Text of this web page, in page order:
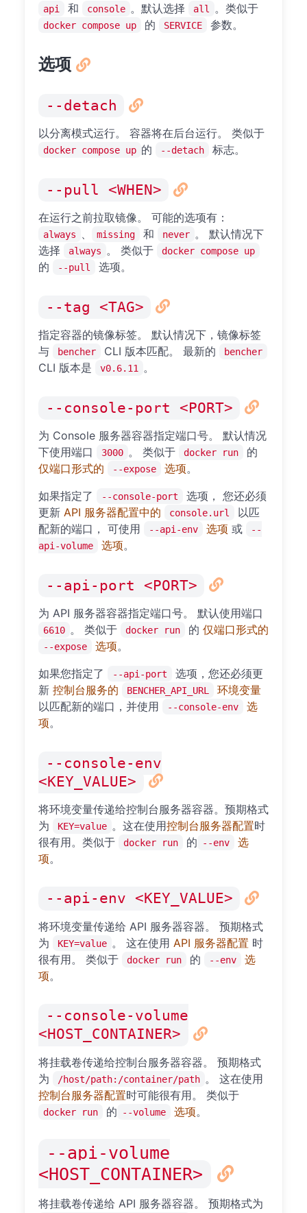
api 和 console 。默认选择 all 。类似于
docker compose up 的 SERVICE 参数。
选项
--detach
以分离模式运行。 容器将在后台运行。 类似于
docker compose up 的 --detach 标志。
--pull <WHEN>
在运行之前拉取镜像。 可能的选项有：
always missing 和 never 。 默认情况下
选择
always 。 类似于 docker compose up
的 --pull 选项。
--tag <TAG>
指定容器的镜像标签。 默认情况下，镜像标签
与
bencher CLI 版本匹配。 最新的 bencher
CLI 版本是 v0.6.11 。
--console-port <PORT>
为 Console 服务器容器指定端口号。 默认情况
下使用端口
3000 。 类似于 docker run
的
仅端口形式的
--expose 选项。
如果指定了
--console-port
选项， 您还必须
更新 API 服务器配置中的 console.url
以匹
配新的端口， 可使用
--api-env 选项 或
--
api-volume
选项。
--api-port <PORT>
为 API 服务器容器指定端口号。 默认使用端口
6610 。 类似于 docker run 的 仅端口形式的
--expose 选项。
如果您指定了
--api-port
选项，您还必须更
新 控制台服务的 BENCHER_API_URL
环境变量
以匹配新的端口，并使用
--console-env
选
项。
--console-env
<KEY_VALUE>
将环境变量传递给控制台服务器容器。预期格式
为
KEY=value 。这在使用控制台服务器配置时
很有用。类似于
docker run 的 --env
选
项。
--api-env <KEY_VALUE>
将环境变量传递给 API 服务器容器。 预期格式
为
KEY=value 。 这在使用 API 服务器配置 时
很有用。 类似于
docker run 的 --env
选
项。
--console-volume
<HOST_CONTAINER>
将挂载卷传递给控制台服务器容器。 预期格式
为
/host/path:/container/path 。 这在使用
控制台服务器配置时可能很有用。 类似于
docker run 的 --volume 选项。
--api-volume
<HOST_CONTAINER>
将挂载卷传递给 API 服务器容器。 预期格式为